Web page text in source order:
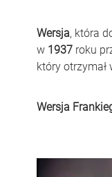
Wersja, która
w 1937 roku
który otrzymał
Wersja